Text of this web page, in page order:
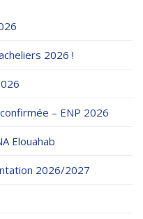
2026 !
– ENP 2026
Elouahab
2026/2027